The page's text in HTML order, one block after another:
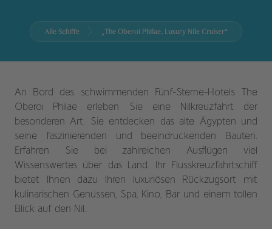
Alle Schiffe „The Oberoi Philae, Luxury Nile Cruiser“
An Bord des schwimmenden Fünf-Sterne-Hotels The
Oberoi Philae erleben Sie eine Nilkreuzfahrt der
besonderen Art. Sie entdecken das alte Ägypten und
seine faszinierenden und beeindruckenden Bauten.
Erfahren Sie bei zahlreichen Ausflügen viel
Wissenswertes über das Land. Ihr Flusskreuzfahrtschiff
bietet Ihnen dazu Ihren luxuriösen Rückzugsort mit
kulinarischen Genüssen, Spa, Kino, Bar und einem tollen
Blick auf den Nil.